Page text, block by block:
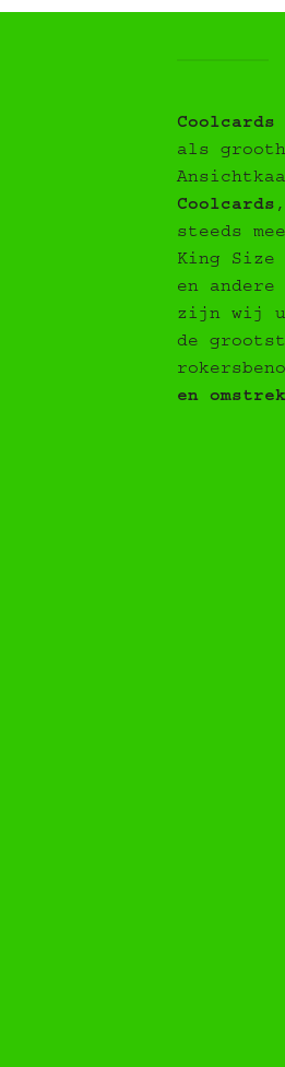
Coolcards
als
Coolcards
steeds
King
en andere
zijn wij
de
en